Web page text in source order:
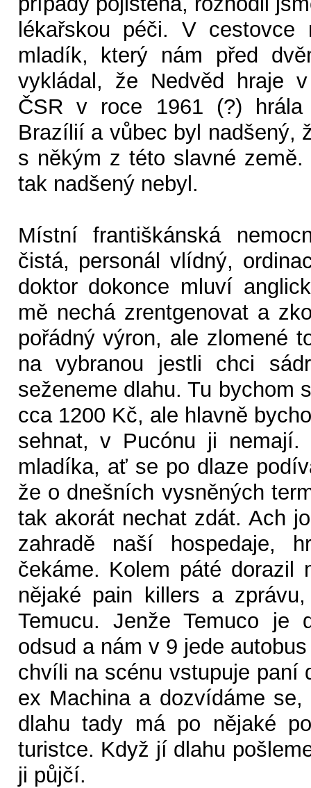
lékařskou péči. V cestovce
mladík, který nám před
vykládal, že Nedvěd hraje
ČSR v roce 1961 (?)
Brazílií a vůbec byl nadšený,
s někým z této slavné
tak nadšený nebyl.
Místní františkánská
čistá, personál vlídný,
doktor dokonce mluví
mě nechá zrentgenovat a
pořádný výron, ale zlomené
na vybranou jestli chci
seženeme dlahu. Tu bychom
cca 1200 Kč, ale hlavně
sehnat, v Pucónu ji nemají.
mladíka, ať se po dlaze
že o dnešních vysněných
tak akorát nechat zdát. Ach
zahradě naší hospedaje,
čekáme. Kolem páté dorazil
nějaké pain killers a
Temucu. Jenže Temuco je
odsud a nám v 9 jede
chvíli na scénu vstupuje paní
ex Machina a dozvídáme
dlahu tady má po nějaké
turistce. Když jí dlahu
ji půjčí.